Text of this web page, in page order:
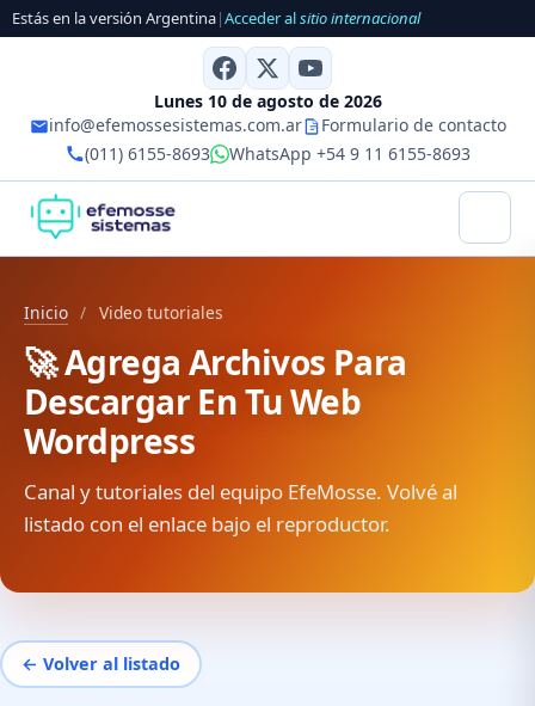
Estás en la versión Argentina|Acceder alsitio internacional
Lunes 10 de agosto de 2026
info@efemossesistemas.com.ar
Formulario de contacto
(011) 6155-8693
WhatsApp +54 9 11 6155-8693
Inicio / Video tutoriales
🚀 Agrega Archivos Para
Descargar En Tu Web
Wordpress
Canal y tutoriales del equipo EfeMosse. Volvé al
listado con el enlace bajo el reproductor.
← Volver al listado